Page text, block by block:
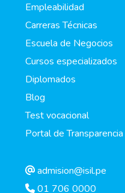
Empleabilidad
Carreras Técnicas
Escuela de Negocios
Cursos especializados
Diplomados
Blog
Test vocacional
Portal de Transparencia
admision@isil.pe
01 706 0000